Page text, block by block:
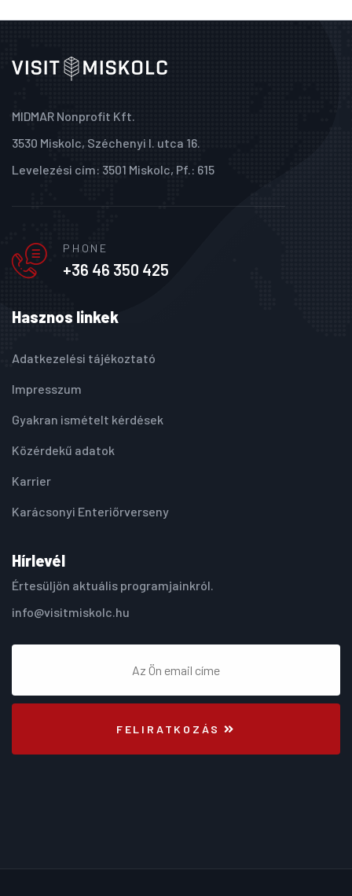
MIDMAR Nonprofit Kft.
3530 Miskolc, Széchenyi I. utca 16.
Levelezési cím: 3501 Miskolc, Pf.: 615
PHONE
+36 46 350 425
Hasznos linkek
Adatkezelési tájékoztató
Impresszum
Gyakran ismételt kérdések
Közérdekű adatok
Karrier
Karácsonyi Enteriőrverseny
Hírlevél
Értesüljön aktuális programjainkról.
info@visitmiskolc.hu
FELIRATKOZÁS